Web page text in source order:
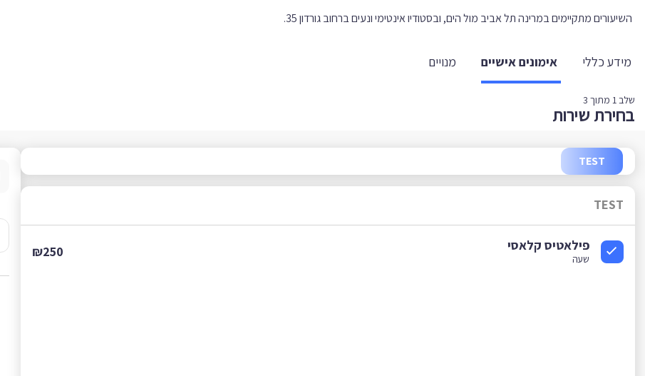
השיעורים מתקיימים במרינה תל אביב מול הים, ובסטודיו אינטימי ונעים ברחוב גורדון 35.
מידע כללי אימונים אישיים מנויים
שלב1 מתוך 3
בחירת שירות
TEST
TEST
פילאטיס קלאסי
שעה ₪250